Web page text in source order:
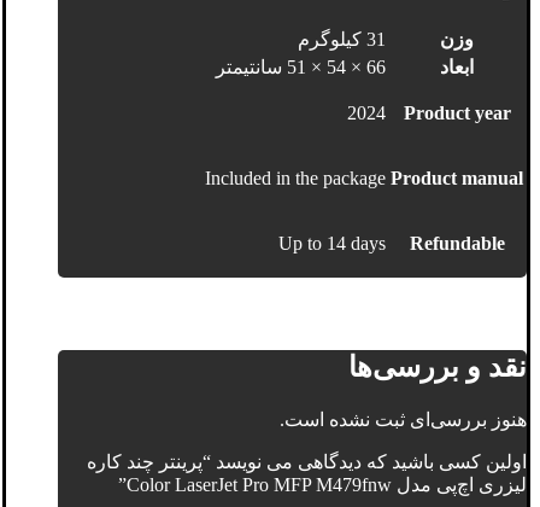
وزن
31 کیلوگرم
ابعاد
66 × 54 × 51 سانتیمتر
Product year
2024
Product manual
Included in the package
Refundable
Up to 14 days
نقد و بررسی‌ها
هنوز بررسی‌ای ثبت نشده است.
اولین کسی باشید که دیدگاهی می نویسد “پرینتر چند کاره
لیزری اچ‌پی مدل Color LaserJet Pro MFP M479fnw”